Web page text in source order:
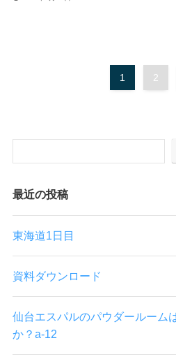
1 2
最近の投稿
東海道1日目
資料ダウンロード
仙台エスパルのパウダールーム
か？a-12